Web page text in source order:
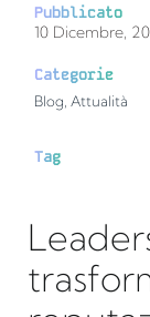
Pubblicato
10 Dicembre,
Categorie
Blog Attualità
Tag